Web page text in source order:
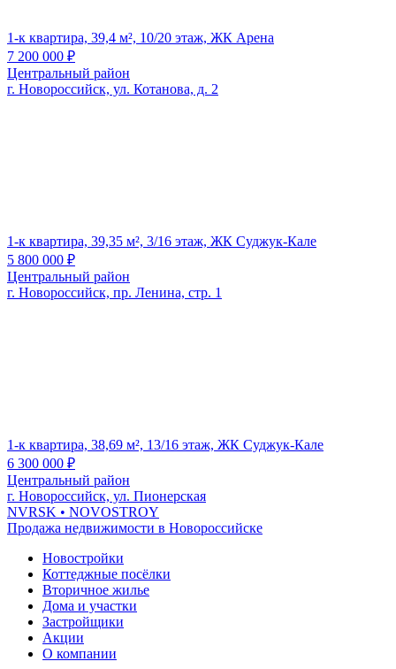
1-к квартира, 39,4 м², 10/20 этаж, ЖК Арена
7 200 000 ₽
Центральный район
г. Новороссийск, ул. Котанова, д. 2
1-к квартира, 39,35 м², 3/16 этаж, ЖК Суджук-Кале
5 800 000 ₽
Центральный район
г. Новороссийск, пр. Ленина, стр. 1
1-к квартира, 38,69 м², 13/16 этаж, ЖК Суджук-Кале
6 300 000 ₽
Центральный район
г. Новороссийск, ул. Пионерская
NVRSK • NOVOSTROY
Продажа недвижимости в Новороссийске
Новостройки
Коттеджные посёлки
Вторичное жилье
Дома и участки
Застройщики
Акции
О компании